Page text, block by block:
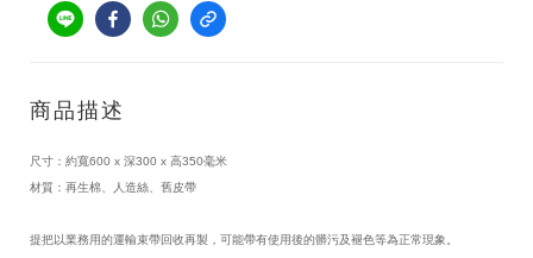
商品描述
尺寸：約寬600 x 深300 x 高350毫米
材質：再生棉、人造絲、舊皮帶
提把以業務用的運輸束帶回收再製，可能帶有使用後的髒污及褪色等為正常現象。